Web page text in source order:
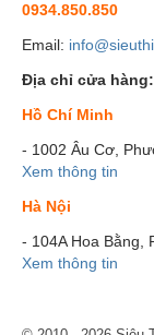
Annemarie
Atache
Bellmona
Bihaku
Biotrade
Cell Fusion
0934.850.850
Email:
Địa chỉ cửa hàng:
Hồ Chí Minh
- 1002 Âu Cơ,
Xem thông tin
Hà Nội
- 104A Hoa Bằng,
Xem thông tin